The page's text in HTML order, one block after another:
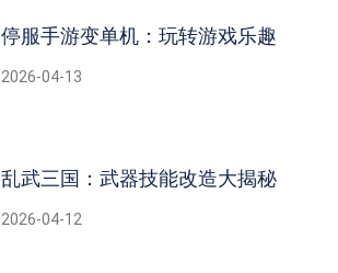
停服手游变单机：玩转游戏乐趣
2026-04-13
乱武三国：武器技能改造大揭秘
2026-04-12